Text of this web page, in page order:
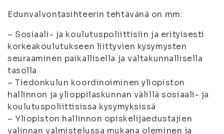
Edunvalvontasihteerin tehtävänä on mm:
– Sosiaali- ja koulutuspoliittisiin ja erityisesti
korkeakoulutukseen liittyvien kysymysten
seuraaminen paikallisella ja valtakunnallisella
tasolla
– Tiedonkulun koordinoiminen yliopiston
hallinnon ja ylioppilaskunnan välillä sosiaali- ja
koulutuspoliittisissa kysymyksissä
– Yliopiston hallinnon opiskelijaedustajien
valinnan valmistelussa mukana oleminen ja